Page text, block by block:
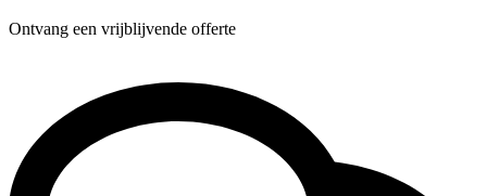
Ontvang een vrijblijvende offerte